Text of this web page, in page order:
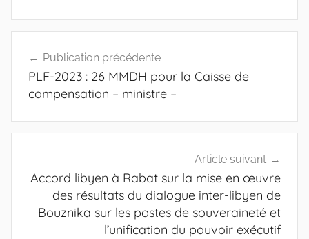
de
l’article
Publication précédente
PLF-2023 : 26 MMDH pour la Caisse de
compensation – ministre –
Article suivant
Accord libyen à Rabat sur la mise en œuvre
des résultats du dialogue inter-libyen de
Bouznika sur les postes de souveraineté et
l’unification du pouvoir exécutif